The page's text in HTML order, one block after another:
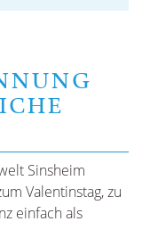
Sinsheim
Valentinstag, zu
einfach als